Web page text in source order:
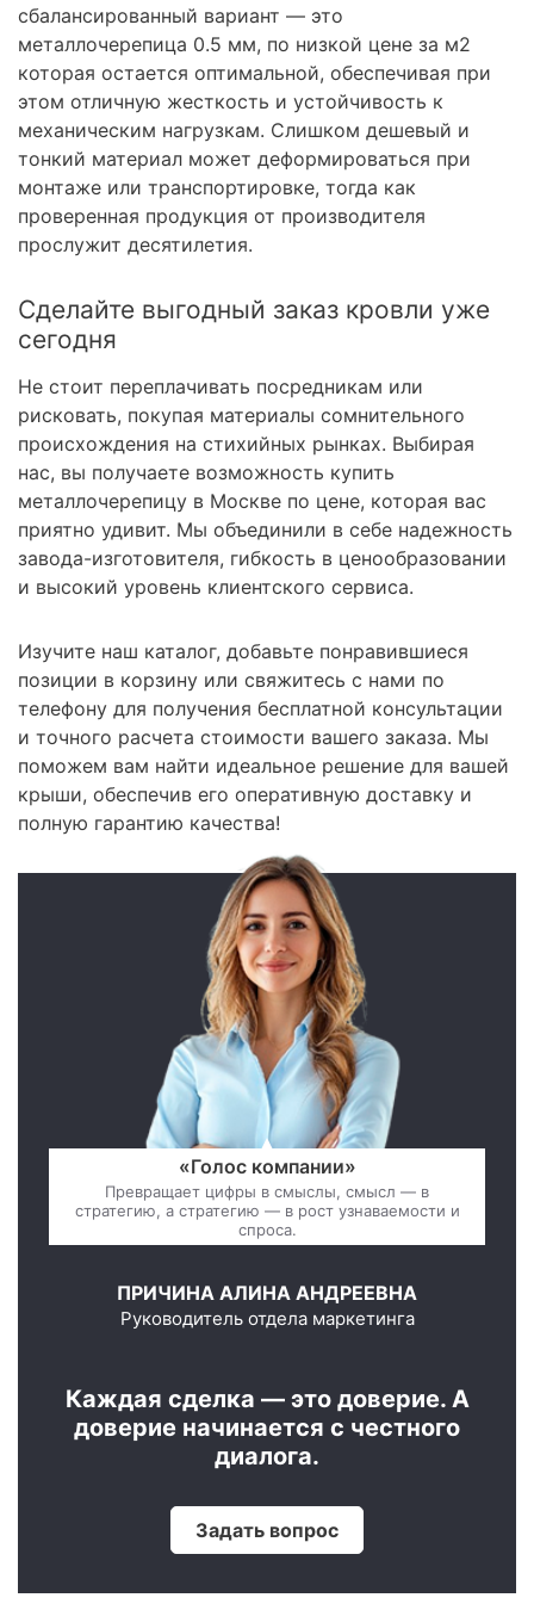
сбалансированный вариант — это
металлочерепица 0.5 мм, по низкой цене за м2
которая остается оптимальной, обеспечивая при
этом отличную жесткость и устойчивость к
механическим нагрузкам. Слишком дешевый и
тонкий материал может деформироваться при
монтаже или транспортировке, тогда как
проверенная продукция от производителя
прослужит десятилетия.
Сделайте выгодный заказ кровли уже
сегодня
Не стоит переплачивать посредникам или
рисковать, покупая материалы сомнительного
происхождения на стихийных рынках. Выбирая
нас, вы получаете возможность купить
металлочерепицу в Москве по цене, которая вас
приятно удивит. Мы объединили в себе надежность
завода-изготовителя, гибкость в ценообразовании
и высокий уровень клиентского сервиса.
Изучите наш каталог, добавьте понравившиеся
позиции в корзину или свяжитесь с нами по
телефону для получения бесплатной консультации
и точного расчета стоимости вашего заказа. Мы
поможем вам найти идеальное решение для вашей
крыши, обеспечив его оперативную доставку и
полную гарантию качества!
«Голос компании»
Превращает цифры в смыслы, смысл — в
стратегию, а стратегию — в рост узнаваемости и
спроса.
ПРИЧИНА АЛИНА АНДРЕЕВНА
Руководитель отдела маркетинга
Каждая сделка — это доверие. А
доверие начинается с честного
диалога.
Задать вопрос